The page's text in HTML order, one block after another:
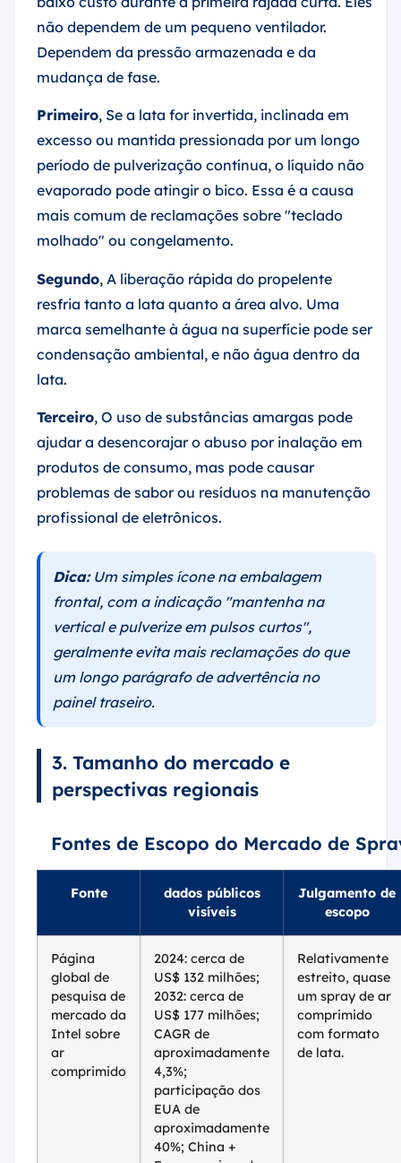
não dependem de um pequeno ventilador.
Dependem da pressão armazenada e da
mudança de fase.
excesso ou mantida pressionada por um longo
período de pulverização contínua, o líquido não
evaporado pode atingir o bico. Essa é a causa
mais comum de reclamações sobre "teclado
molhado" ou congelamento.
resfria tanto a lata quanto a área alvo. Uma
marca semelhante à água na superfície pode ser
condensação ambiental, e não água dentro da
ajudar a desencorajar o abuso por inalação em
produtos de consumo, mas pode causar
problemas de sabor ou resíduos na manutenção
profissional de eletrônicos.
frontal, com a indicação "mantenha na
vertical e pulverize em pulsos curtos",
geralmente evita mais reclamações do que
um longo parágrafo de advertência no
painel traseiro.
3. Tamanho do mercado e
perspectivas regionais
Fontes de Escopo do Mercado de
visíveis
escopo
global de
pesquisa de
mercado da
Intel sobre
ar
comprimido
US$ 132 milhões;
2032: cerca de
US$ 177 milhões;
CAGR de
aproximadamente
4,3%;
participação dos
EUA de
aproximadamente
40%; China +
Europa acima de
estreito, quase
um spray de ar
comprimido
com formato
de lata.